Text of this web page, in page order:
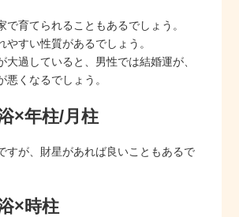
で育てられることもあるでしょう。
やすい性質があるでしょう。
大過していると、男性では結婚運が、
悪くなるでしょう。
×年柱/月柱
すが、財星があれば良いこともあるで
×時柱